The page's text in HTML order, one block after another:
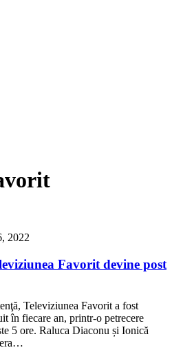
2022
Favorit devine post
Televiziunea Favorit a fost
în fiecare an, printr-o petrecere
5 ore. Raluca Diaconu și Ionică